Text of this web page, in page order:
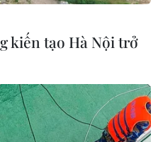
kiến tạo Hà Nội trở